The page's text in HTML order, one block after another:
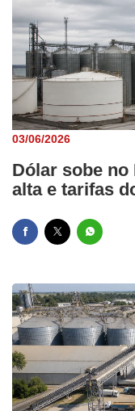
03/06/2026
Dólar sobe
alta e tarifas